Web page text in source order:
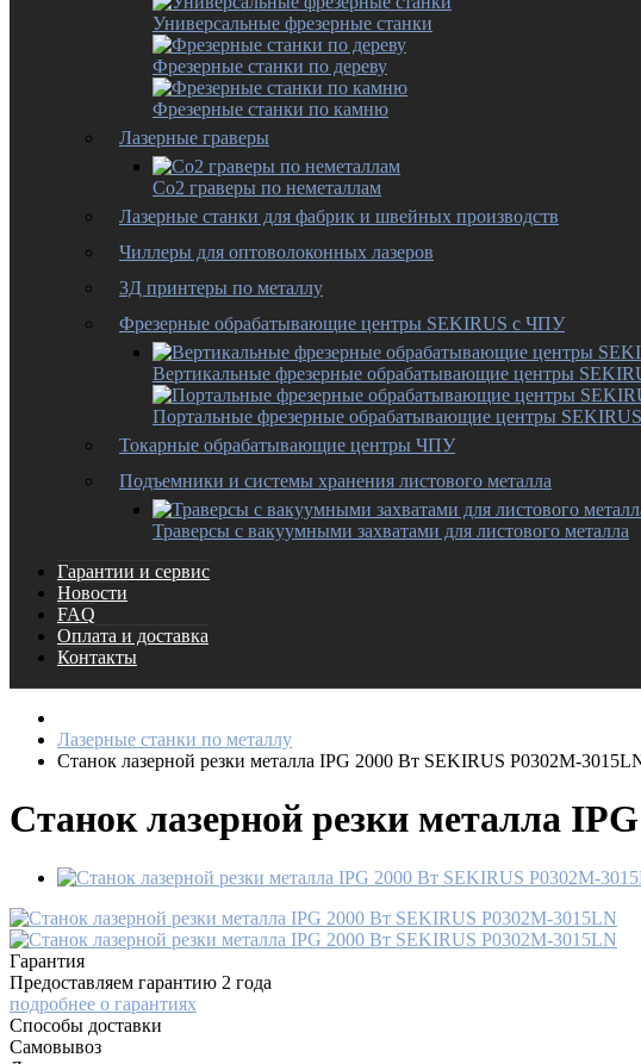
Универсальные фрезерные станки
Фрезерные станки по дереву
Фрезерные станки по камню
Лазерные граверы
Co2 граверы по неметаллам
Лазерные станки для фабрик и швейных производств
Чиллеры для оптоволоконных лазеров
3Д принтеры по металлу
Фрезерные обрабатывающие центры SEKIRUS с ЧПУ
Вертикальные фрезерные обрабатывающие центры
Портальные фрезерные обрабатывающие центры
Токарные обрабатывающие центры ЧПУ
Подъемники и системы хранения листового металла
Траверсы с вакуумными захватами для листового металла
Гарантии и сервис
Новости
FAQ
Оплата и доставка
Контакты
Лазерные станки по металлу
Станок лазерной резки металла IPG 2000 Вт SEKIRUS P0302M-
Станок лазерной резки металла
Гарантия
Предоставляем гарантию 2 года
подробнее о гарантиях
Способы доставки
Самовывоз